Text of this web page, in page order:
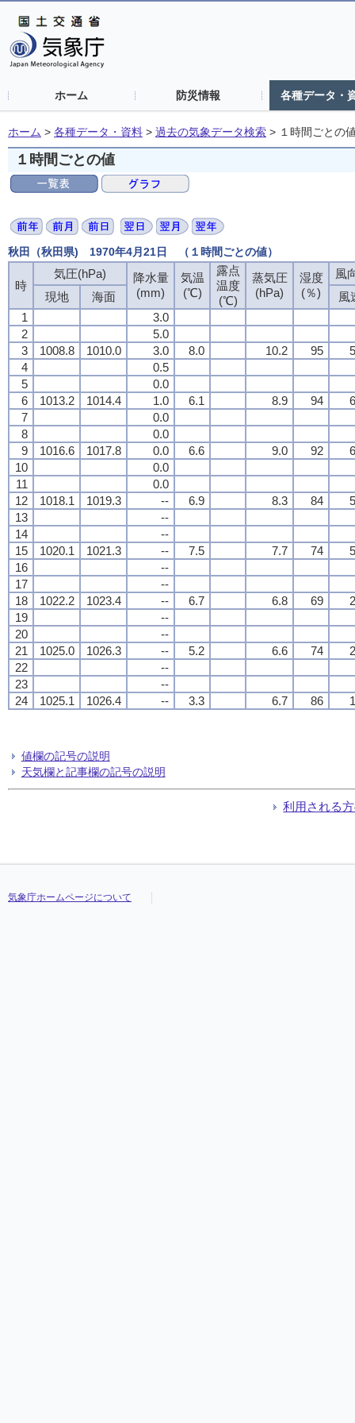
ホーム 防災情報 各種データ・
ホーム > 各種データ・資料 > 過去の気象データ検索 > １時間ごとの
１時間ごとの値
秋田（秋田県) 1970年4月21日 （１時間ごとの値）
時
気圧(hPa)
降水量
(mm)
気温
(℃)
露点
温度
(℃)
蒸気圧
(hPa)
湿度
(％)
風
現地
海面
風
1
3.0
2
5.0
3
1008.8 1010.0 3.0 8.0 10.2 95
4
0.5
5
0.0
6
1013.2 1014.4 1.0 6.1 8.9 94
7
0.0
8
0.0
9
1016.6 1017.8 0.0 6.6 9.0 92
10
0.0
11
0.0
12
1018.1 1019.3 -- 6.9 8.3 84
13
--
14
--
15
1020.1 1021.3 -- 7.5 7.7 74
16
--
17
--
18
1022.2 1023.4 -- 6.7 6.8 69
19
--
20
--
21
1025.0 1026.3 -- 5.2 6.6 74
22
--
23
--
24
1025.1 1026.4 -- 3.3 6.7 86
値欄の記号の説明
天気欄と記事欄の記号の説明
利用される
気象庁ホームページについて